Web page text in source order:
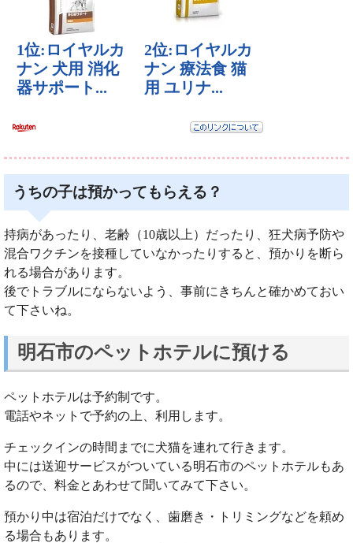
うちの子は預かってもらえる？
持病があったり、老齢（10歳以上）だったり、狂犬病予防や
混合ワクチンを接種していなかったりすると、預かりを断ら
れる場合があります。
後でトラブルにならないよう、事前にきちんと確かめておい
て下さいね。
明石市のペットホテルに預ける
ペットホテルは予約制です。
電話やネットで予約の上、利用します。
チェックインの時間までに犬猫を連れて行きます。
中には送迎サービスがついている明石市のペットホテルもあ
るので、料金とあわせて聞いてみて下さい。
預かり中は宿泊だけでなく、歯磨き・トリミングなどを頼め
る場合もあります。